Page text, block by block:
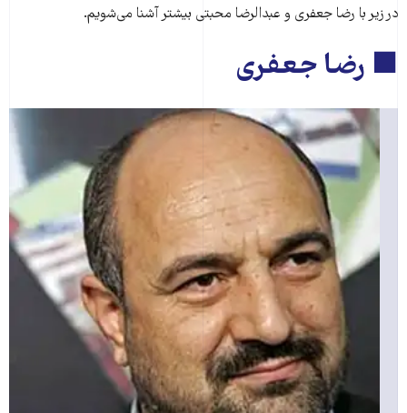
در زیر با رضا جعفری و عبدالرضا محبتی بیشتر آشنا می‌شویم.
■ رضا جعفری